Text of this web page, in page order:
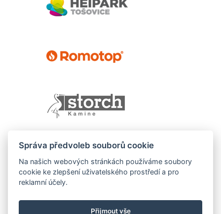
Správa předvoleb souborů cookie
Na našich webových stránkách používáme soubory
cookie ke zlepšení uživatelského prostředí a pro
reklamní účely.
Přijmout vše